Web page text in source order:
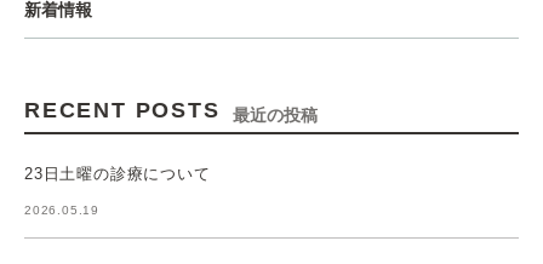
新着情報
RECENT POSTS 最近の投稿
23日土曜の診療について
2026.05.19